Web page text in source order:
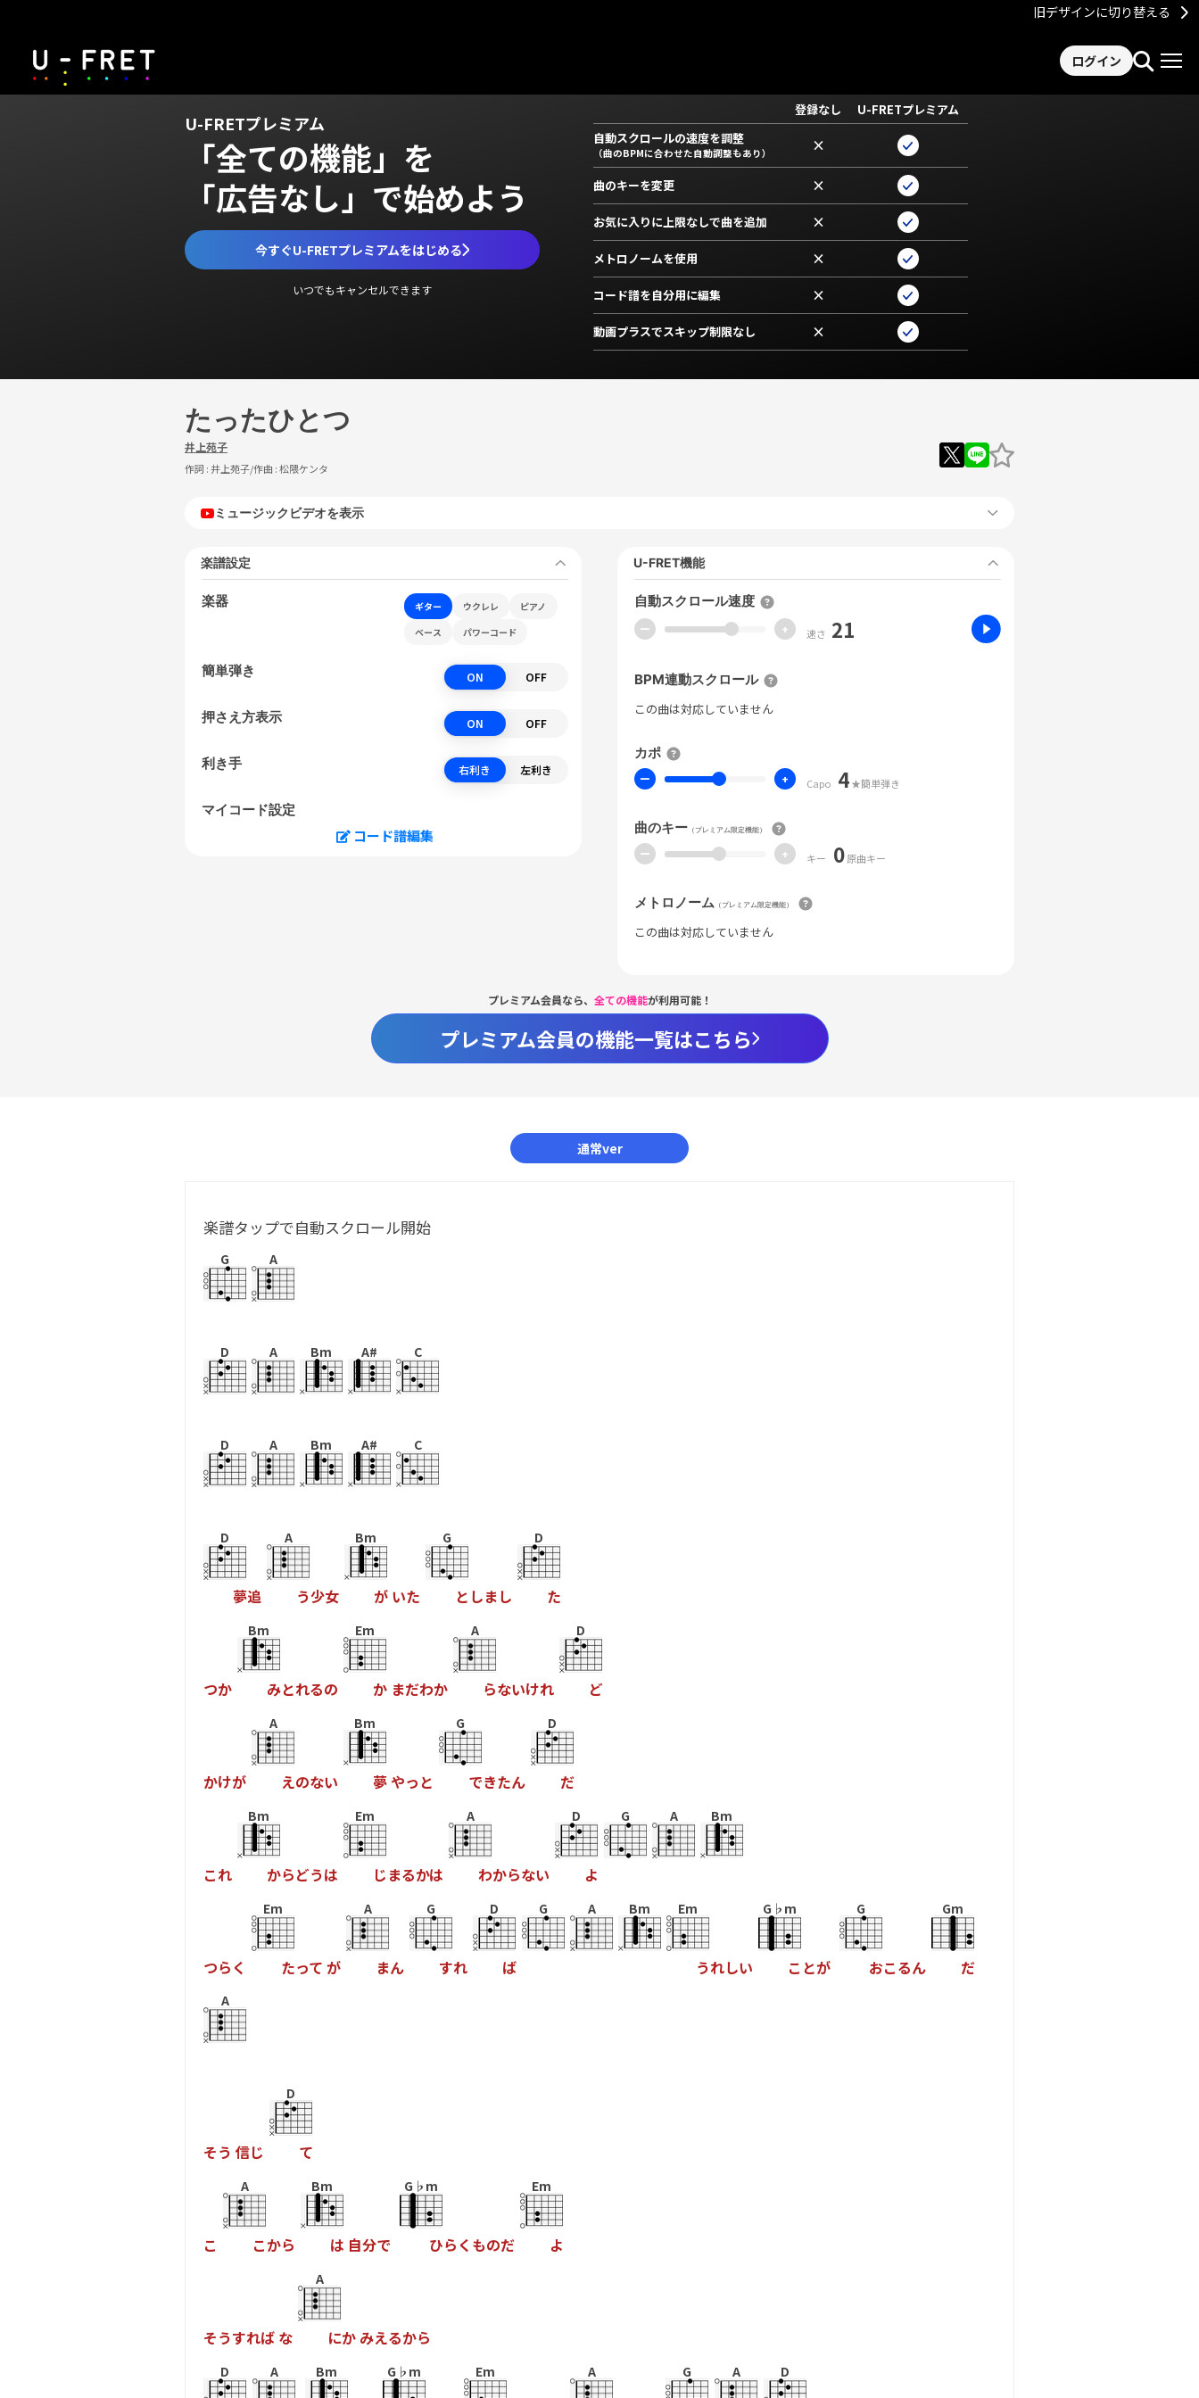
旧デザインに切り替える
ログイン
U-FRETプレミアム
「全ての機能」を
「広告なし」で始めよう
今すぐU-FRETプレミアムをはじめる
いつでもキャンセルできます
登録なし
U-FRETプレミアム
自動スクロールの速度を調整
（曲のBPMに合わせた自動調整もあり） ×
曲のキーを変更 ×
お気に入りに上限なしで曲を追加 ×
メトロノームを使用 ×
コード譜を自分用に編集 ×
動画プラスでスキップ制限なし ×
たったひとつ
井上苑子
作詞 :井上苑子/作曲 :松隈ケンタ
ミュージックビデオを表示
楽譜設定
楽器 ギター ウクレレ
ピアノ
ベース
パワーコード
簡単弾き ON OFF
押さえ方表示 ON OFF
利き手 右利き 左利き
マイコード設定
コード譜編集
U-FRET機能
自動スクロール速度
ー + 速さ 21
BPM連動スクロール
この曲は対応していません
カポ
ー + Capo 4★簡単弾き
曲のキー （プレミアム限定機能）
ー + キー 0原曲キー
メトロノーム （プレミアム限定機能）
この曲は対応していません
プレミアム会員なら、 全ての機能が利用可能！
プレミアム会員の機能一覧はこちら
通常ver
楽譜タップで自動スクロール開始
G A
D A Bm A# C
D A Bm A# C
D
夢追
A
う少女
Bm
が いた
G
と しまし
D
た
つか
Bm
みとれるの
Em
か まだわか
A
らないけれ
D
ど
かけが
A
えのない
Bm
夢 やっ と
G
できたん
D
だ
これ
Bm
からどうは
Em
じ まるかは
A
わからない
D
よ
G A Bm
つら く
Em
たって が
A
まん
G
すれ
D
ば
G A Bm Em
うれしい
G♭m
こ とが
G
おこるん
Gm
だ
A
そう 信じ
D
て
こ
A
こから
Bm
は 自分で
G♭m
ひら く ものだ
Em
よ
そうすれば な
A
にか みえるから
D A Bm G♭m Em A G A D